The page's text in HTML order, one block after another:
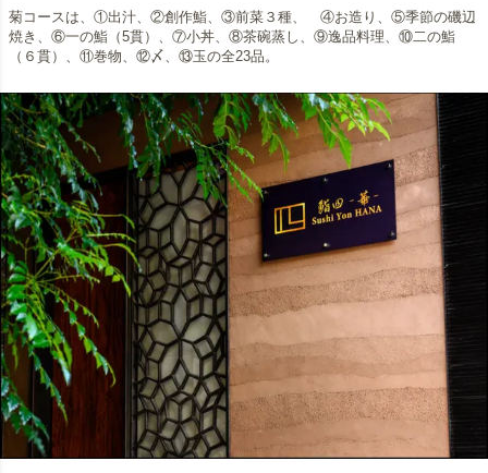
菊コースは、①出汁、②創作鮨、③前菜３種、 ④お造り、⑤季節の磯辺
焼き、⑥一の鮨（5貫）、⑦小丼、⑧茶碗蒸し、⑨逸品料理、⑩二の鮨
（６貫）、⑪巻物、⑫〆、⑬玉の全23品。